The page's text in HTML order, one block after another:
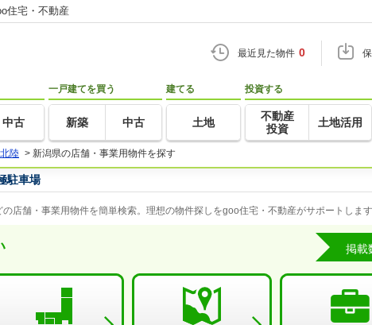
住宅・不動産
最近見た物件 0
中古
一戸建てを買う
新築 中古
建てる
土地
投資する
不動産
投資
土地活用
陸 > 新潟県の店舗・事業用物件を探す
駐車場
店舗・事業用物件を簡単検索。理想の物件探しをgoo住宅・不動産がサポートします
掲載